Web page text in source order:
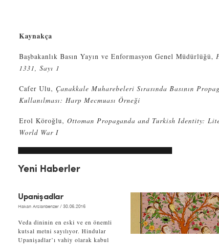
Kaynakça
Başbakanlık Basın Yayın ve Enformasyon Genel Müdürlüğü,
1331, Sayı 1
Cafer Ulu, Çanakkale Muharebeleri Sırasında Basının
Kullanılması: Harp Mecmuası Örneği
Erol Köroğlu, Ottoman Propaganda and Turkish Identity:
World War I
Yeni Haberler
Upanişadlar
Hakan Arslanbenzer / 30.06.2016
Veda dininin en eski ve en önemli
kutsal metni sayılıyor. Hindular
Upanişadlar’ı vahiy olarak kabul